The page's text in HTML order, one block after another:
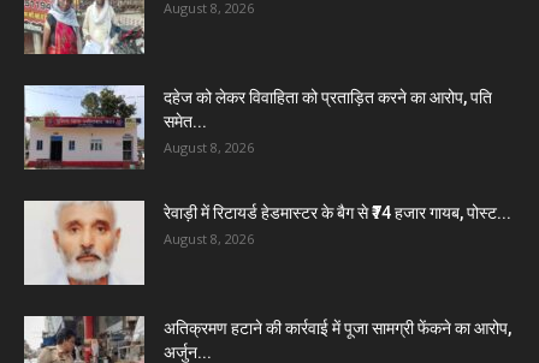
August 8, 2026
दहेज को लेकर विवाहिता को प्रताड़ित करने का आरोप, पति
समेत...
August 8, 2026
रेवाड़ी में रिटायर्ड हेडमास्टर के बैग से ₹74 हजार गायब, पोस्ट...
August 8, 2026
अतिक्रमण हटाने की कार्रवाई में पूजा सामग्री फेंकने का आरोप,
अर्जुन...